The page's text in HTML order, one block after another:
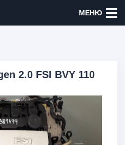
МЕНЮ
2.0 FSI BVY 110